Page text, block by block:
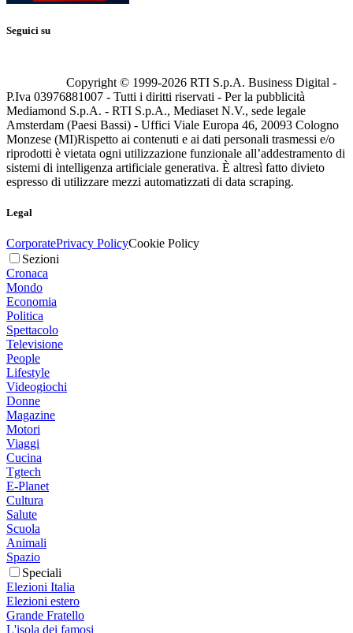
Seguici su
Copyright © 1999-2026 RTI S.p.A. Business Digital -
P.Iva 03976881007 - Tutti i diritti riservati - Per la pubblicità
Mediamond S.p.A. - RTI S.p.A., Mediaset N.V., sede legale
Amsterdam (Paesi Bassi) - Uffici Viale Europa 46, 20093 Cologno
Monzese (MI)Rispetto ai contenuti e ai dati personali trasmessi e/o
riprodotti è vietata ogni utilizzazione funzionale all’addestramento di
sistemi di intelligenza artificiale generativa. È altresì fatto divieto
espresso di utilizzare mezzi automatizzati di data scraping.
Legal
CorporatePrivacy PolicyCookie Policy
Sezioni
Cronaca
Mondo
Economia
Politica
Spettacolo
Televisione
People
Lifestyle
Videogiochi
Donne
Magazine
Motori
Viaggi
Cucina
Tgtech
E-Planet
Cultura
Salute
Scuola
Animali
Spazio
Speciali
Elezioni Italia
Elezioni estero
Grande Fratello
L'isola dei famosi